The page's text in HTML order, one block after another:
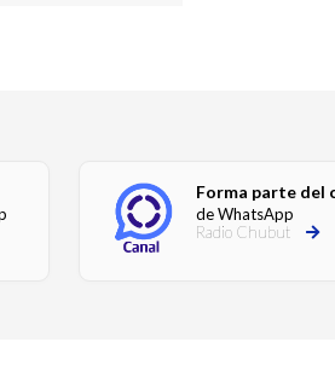
Forma parte del
de WhatsApp
Radio Chubut